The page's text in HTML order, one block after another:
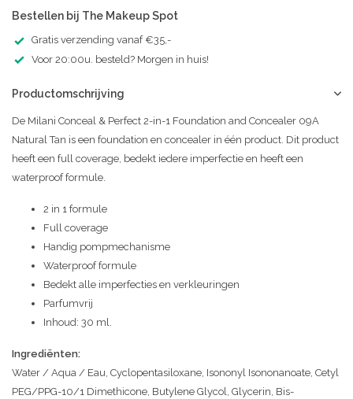
Bestellen bij The Makeup Spot
Gratis verzending vanaf €35,-
Voor 20:00u. besteld? Morgen in huis!
Productomschrijving
De Milani Conceal & Perfect 2-in-1 Foundation and Concealer 09A
Natural Tan is een foundation en concealer in één product. Dit product
heeft een full coverage, bedekt iedere imperfectie en heeft een
waterproof formule.
2 in 1 formule
Full coverage
Handig pompmechanisme
Waterproof formule
Bedekt alle imperfecties en verkleuringen
Parfumvrij
Inhoud: 30 ml.
Ingrediënten:
Water / Aqua / Eau, Cyclopentasiloxane, Isononyl Isononanoate, Cetyl
PEG/PPG-10/1 Dimethicone, Butylene Glycol, Glycerin, Bis-